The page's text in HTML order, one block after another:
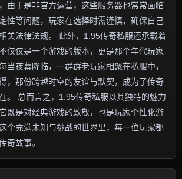
由于是非官方运营，这些服务器也常常面临
性等问题，玩家在选择时需谨慎，确保自己
关法律法规。 此外，1.95传奇私服还承载着
仅仅是一个游戏的版本，更是那个年代玩家
当夜幕降临，一群群老玩家相聚在私服中，
，那份跨越时空的友谊与默契，成为了传奇
。 总而言之，1.95传奇私服以其独特的魅力
既是对经典游戏的致敬，也是玩家个性化游
个充满未知与挑战的世界里，每一位玩家都
奇故事。